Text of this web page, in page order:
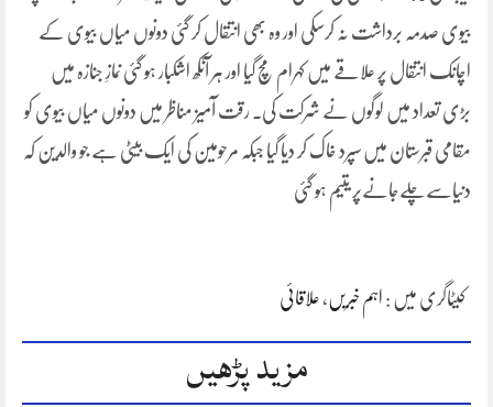
بیوی صدمہ برداشت نہ کرسکی اور وہ بھی انتقال کر گئی دونوں میاں بیوی کے
اچانک انتقال پر علاقے میں کہرام مچ گیا اور ہر آنکھ اشکبار ہو گئی نمازِ جنازہ میں
بڑی تعداد میں لوگوں نے شرکت کی۔ رقت آمیز مناظر میں دونوں میاں بیوی کو
مقامی قبرستان میں سپرد خاک کر دیا گیا جبکہ مرحومین کی ایک بیٹی ہے جو والدین کہ
دنیاسےچلےجانےپر یتیم ہو گئی
کیٹاگری میں : اہم خبریں ، علاقائی
مزید پڑھیں